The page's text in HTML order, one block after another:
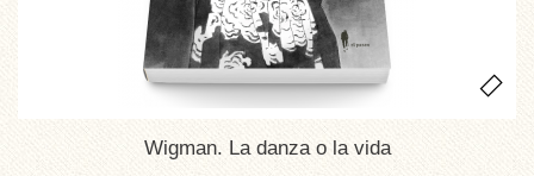
Wigman. La danza o la vida